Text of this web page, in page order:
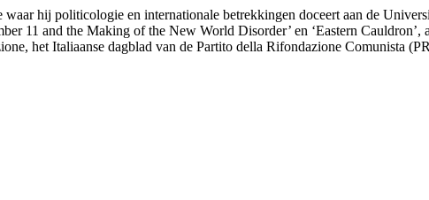
hij politicologie en internationale betrekkingen doceert aan de
11 and the Making of the New World Disorder’ en ‘Eastern
het Italiaanse dagblad van de Partito della Rifondazione Comunista